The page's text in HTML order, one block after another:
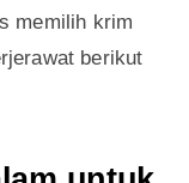
memilih krim
berikut